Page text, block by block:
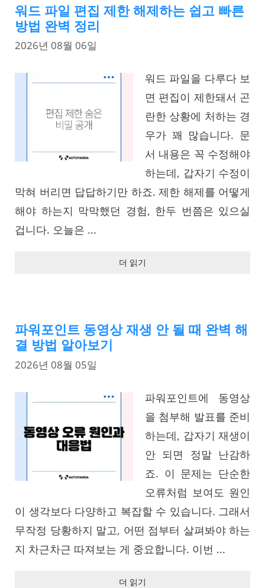
워드 파일 편집 제한 해제하는 쉽고 빠른
방법 완벽 정리
2026년 08월 06일
워드 파일을 다루다 보
면 편집이 제한돼서 곤
란한 상황에 처하는 경
우가 꽤 많습니다. 문
서 내용은 꼭 수정해야
하는데, 갑자기 수정이
막혀 버리면 답답하기만 하죠. 제한 해제를 어떻게
해야 하는지 막막했던 경험, 한두 번쯤은 있으실
겁니다. 오늘은 ...
더 읽기
파워포인트 동영상 재생 안 될 때 완벽 해
결 방법 알아보기
2026년 08월 05일
파워포인트에 동영상
을 첨부해 발표를 준비
하는데, 갑자기 재생이
안 되면 정말 난감하
죠. 이 문제는 단순한
오류처럼 보여도 원인
이 생각보다 다양하고 복잡할 수 있습니다. 그래서
무작정 당황하지 말고, 어떤 점부터 살펴봐야 하는
지 차근차근 따져보는 게 중요합니다. 이번 ...
더 읽기